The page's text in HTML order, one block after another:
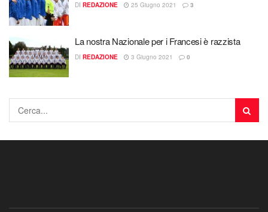
DI REDAZIONE 25 Giugno 2021 3
La nostra Nazionale per i Francesi è razzista
DI REDAZIONE 3 Giugno 2021 0